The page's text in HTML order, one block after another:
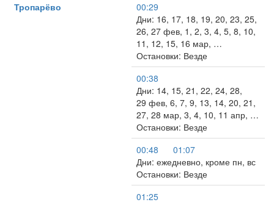
Тропарёво
00:29
Дни: 16, 17, 18, 19, 20, 23, 25,
26, 27 фев, 1, 2, 3, 4, 5, 8, 10,
11, 12, 15, 16 мар, …
Остановки: Везде
00:38
Дни: 14, 15, 21, 22, 24, 28,
29 фев, 6, 7, 9, 13, 14, 20, 21,
27, 28 мар, 3, 4, 10, 11 апр, …
Остановки: Везде
00:48
01:07
Дни: ежедневно, кроме пн, вс
Остановки: Везде
01:25